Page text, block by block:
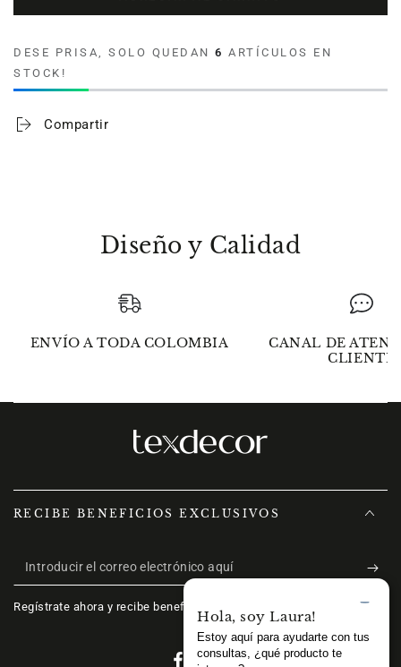
Ilustrada
Azul
By
Leen
Ilustrada
By
DESE PRISA, SOLO QUEDAN 6 ARTÍCULOS EN
STOCK!
Compartir
Diseño y Calidad
ENVÍO A TODA COLOMBIA
CANAL DE
CLIENTE
RECIBE BENEFICIOS EXCLUSIVOS
Introducir
el
correo
Regístrate ahora y recibe beneficios exclusivos.